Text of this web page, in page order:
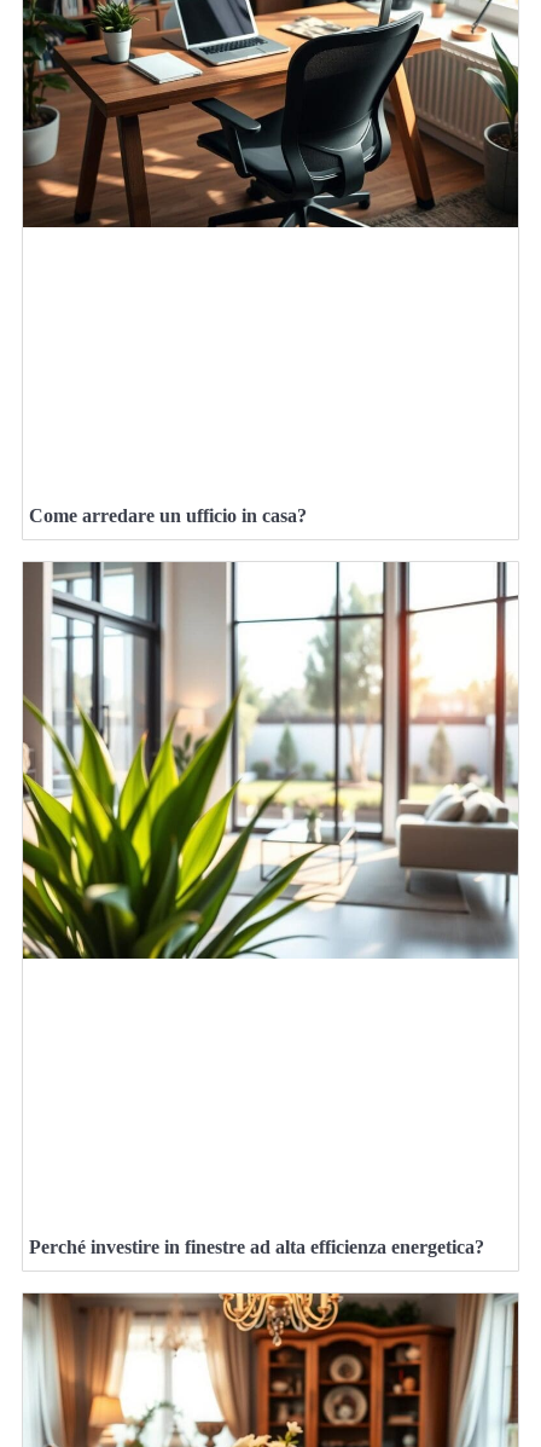
Come arredare un ufficio in casa?
Perché investire in finestre ad alta efficienza energetica?